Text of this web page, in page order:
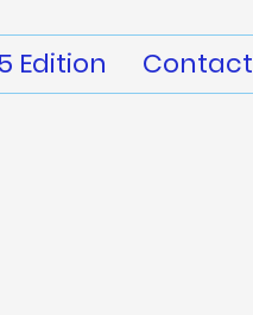
Edition Contact